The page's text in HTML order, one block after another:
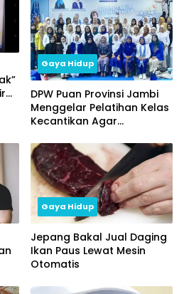
Gaya Hidup
DPW Puan Provinsi Jambi
Menggelar Pelatihan Kelas
Kecantikan Agar
Diri
Gaya Hidup
Jepang Bakal Jual Daging
Ikan Paus Lewat Mesin
Otomatis